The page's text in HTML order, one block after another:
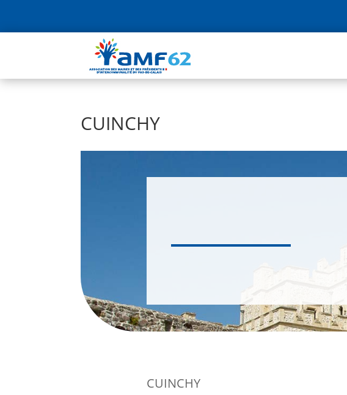
CUINCHY
CUINCHY